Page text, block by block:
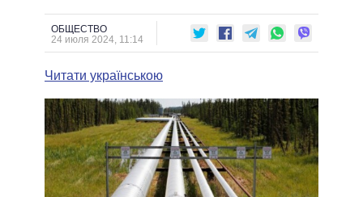
МЭРЫ
ВСЕ ПЕРСОНЫ
СРАВНЕНИЕ ПОЛИТИКОВ
ОБЩЕСТВО
24 июля 2024, 11:14
Читати українською